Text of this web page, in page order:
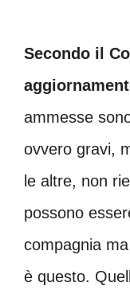
Secondo il
ammesse
ovvero gravi,
le altre, non
possono
compagnia
è questo.